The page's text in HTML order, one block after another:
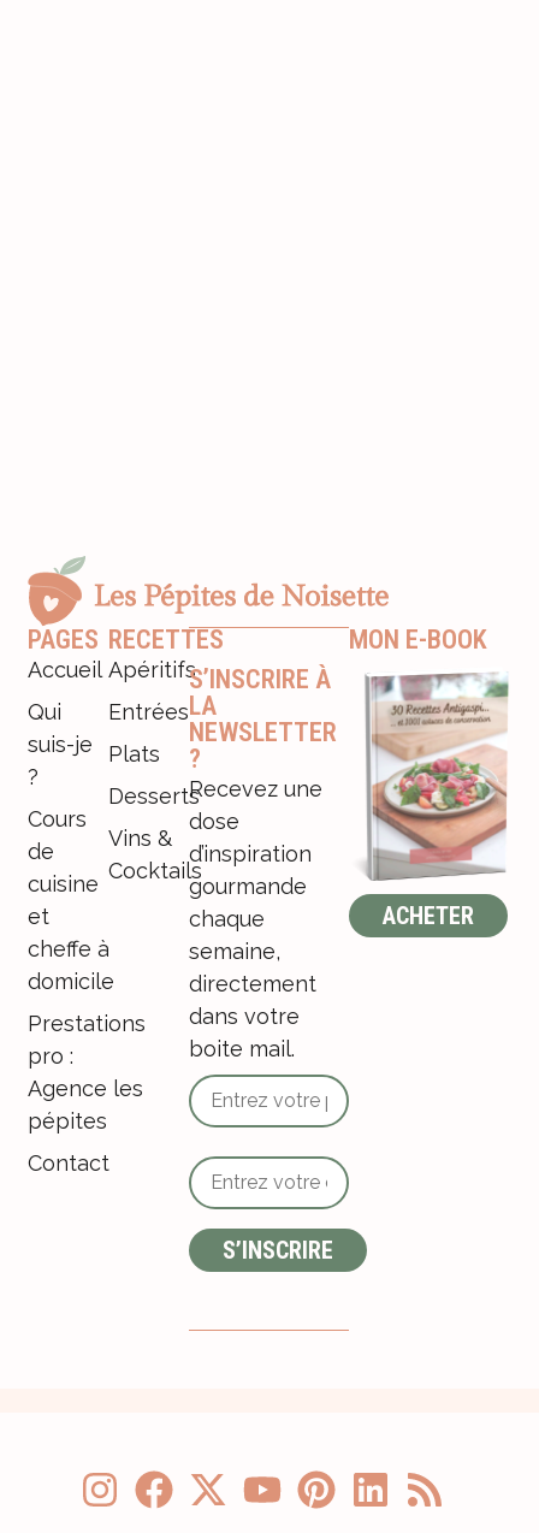
PAGES
Accueil
Qui
suis-je
?
Cours
de
cuisine
et
cheffe à
domicile
Prestations
pro :
Agence les
pépites
Contact
RECETTES
Apéritifs
Entrées
Plats
Desserts
Vins &
Cocktails
S’INSCRIRE À
LA
NEWSLETTER
?
Recevez une
dose
d’inspiration
gourmande
chaque
semaine,
directement
dans votre
boite mail.
MON E-BOOK
ACHETER